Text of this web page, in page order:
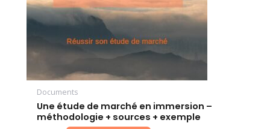
Documents
Une étude de marché en immersion –
méthodologie + sources + exemple